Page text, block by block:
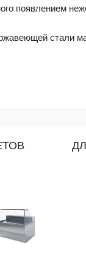
появлением